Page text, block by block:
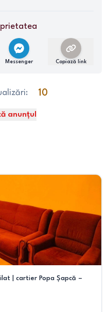
Messenger Copiază link
10
anunțul
| cartier Popa Șapcă –